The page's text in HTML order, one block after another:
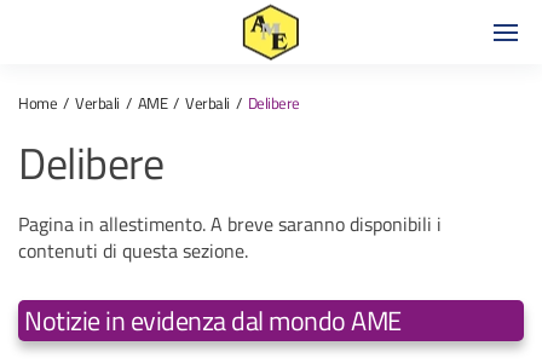
Home Verbali AME Verbali Delibere
Delibere
Pagina in allestimento. A breve saranno disponibili i
contenuti di questa sezione.
Notizie in evidenza dal mondo AME